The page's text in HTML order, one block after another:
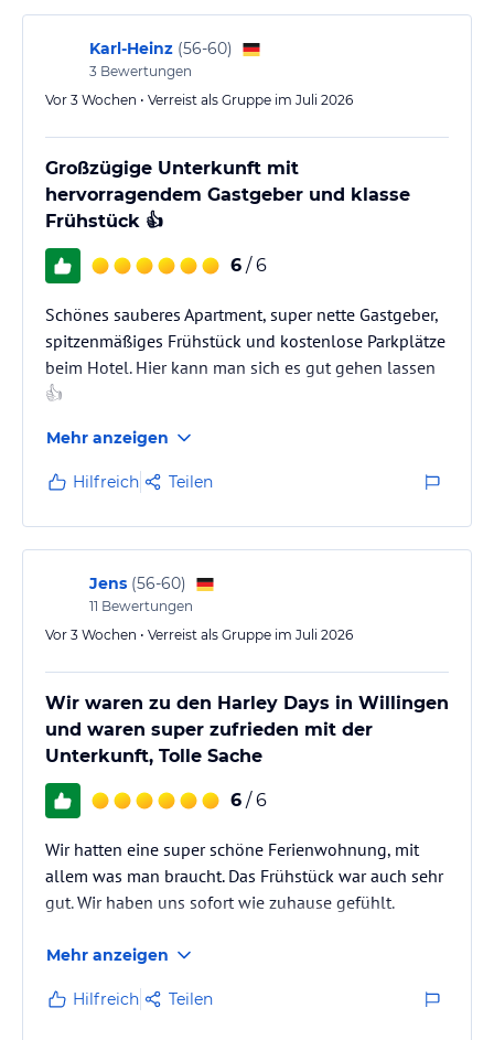
• Getränkekühlschrank zur Selbstbedienung auf Vertrauensbasis
mit aufschreiben der Entnahme
• Nespresso Kapselmaschine inkl. Erstbestückung an Kaffee/Tee
auf unseren Hotelzimmern
• Große Terrasse zum Sonne genießen für unsere Hotelgäste
• Ski- und Wanderkeller für eure Ausrüstung inklusive
Skischuhtrockner
• Garage für eure Bikes mit Wasserschlauch zum sauber machen
und Lademöglichkeit für E-Bikes
Ferienwohnungen
• kostenfreies Ausleihen von Wanderkarten, Fahrradkarten,
Wanderstöcken
Hoteliers-/Veranstalter-/Kataloginformationen. Alle Angaben
lies vor der Buchung die verbindlichen
des
jeweiligen Veranstalters.
Karl-Heinz (56-60)
3 Bewertungen
Vor 3 Wochen • Verreist als Gruppe im Juli 2026
Großzügige Unterkunft mit
hervorragendem Gastgeber und klasse
Frühstück 👍
6 / 6
Schönes sauberes Apartment, super nette Gastgeber,
spitzenmäßiges Frühstück und kostenlose Parkplätze
beim Hotel. Hier kann man sich es gut gehen lassen
👍
Mehr anzeigen
Hilfreich Teilen
Jens (56-60)
11 Bewertungen
Vor 3 Wochen • Verreist als Gruppe im Juli 2026
Wir waren zu den Harley Days in Willingen
und waren super zufrieden mit der
Unterkunft, Tolle Sache
6 / 6
Wir hatten eine super schöne Ferienwohnung, mit
allem was man braucht. Das Frühstück war auch sehr
gut. Wir haben uns sofort wie zuhause gefühlt.
Mehr anzeigen
Hilfreich Teilen